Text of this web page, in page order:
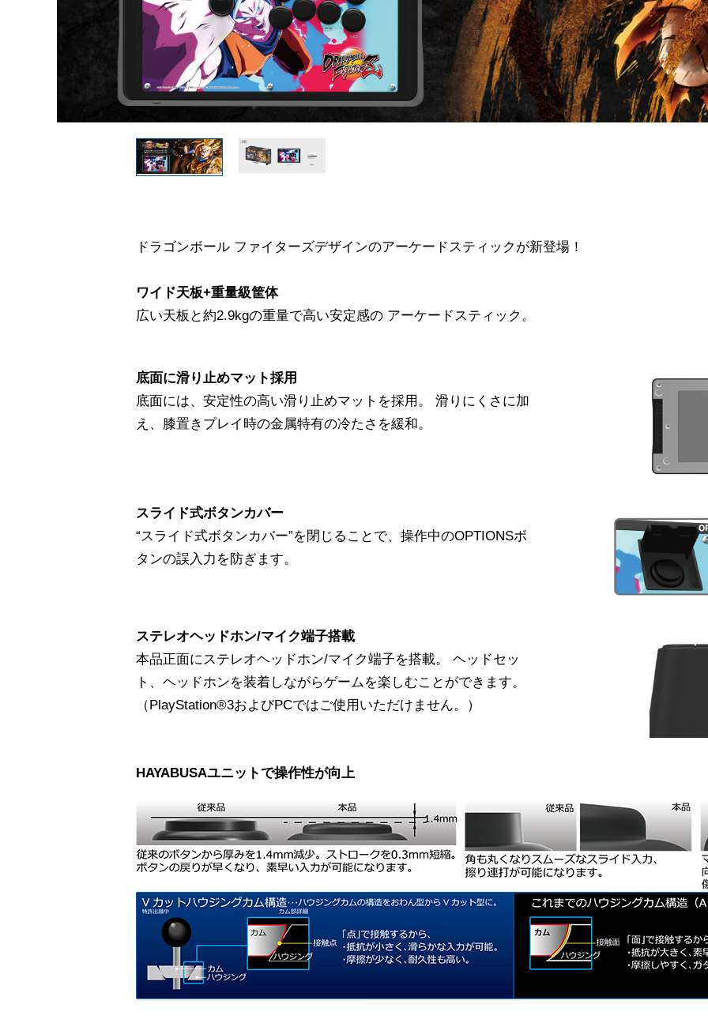
ドラゴンボール ファイターズデザインのアーケードスティックが新登場！
ワイド天板+重量級筐体
広い天板と約2.9kgの重量で高い安定感の アーケードスティック。
底面に滑り止めマット採用
底面には、安定性の高い滑り止めマットを採用。 滑りにくさに加
え、膝置きプレイ時の金属特有の冷たさを緩和。
スライド式ボタンカバー
“スライド式ボタンカバー”を閉じることで、操作中のOPTIONSボ
タンの誤入力を防ぎます。
ステレオヘッドホン/マイク端子搭載
本品正面にステレオヘッドホン/マイク端子を搭載。 ヘッドセッ
ト、ヘッドホンを装着しながらゲームを楽しむことができます。
（PlayStation®3およびPCではご使用いただけません。）
HAYABUSAユニットで操作性が向上